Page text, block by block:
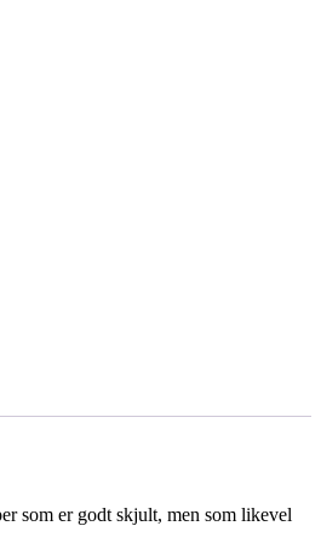
som er godt skjult, men som likevel